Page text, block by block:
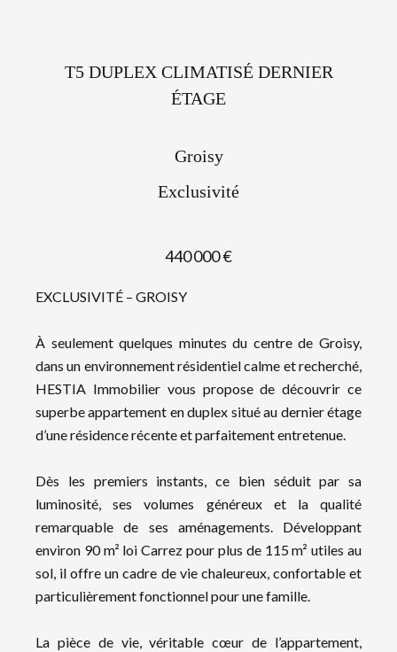
T5 DUPLEX CLIMATISÉ DERNIER
ÉTAGE
Groisy
Exclusivité
440 000 €
EXCLUSIVITÉ – GROISY
À seulement quelques minutes du centre de Groisy,
dans un environnement résidentiel calme et recherché,
HESTIA Immobilier vous propose de découvrir ce
superbe appartement en duplex situé au dernier étage
d’une résidence récente et parfaitement entretenue.
Dès les premiers instants, ce bien séduit par sa
luminosité, ses volumes généreux et la qualité
remarquable de ses aménagements. Développant
environ 90 m² loi Carrez pour plus de 115 m² utiles au
sol, il offre un cadre de vie chaleureux, confortable et
particulièrement fonctionnel pour une famille.
La pièce de vie, véritable cœur de l’appartement,